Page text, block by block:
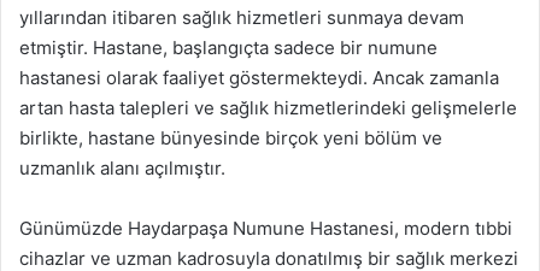
yıllarından itibaren sağlık hizmetleri sunmaya devam
etmiştir. Hastane, başlangıçta sadece bir numune
hastanesi olarak faaliyet göstermekteydi. Ancak zamanla
artan hasta talepleri ve sağlık hizmetlerindeki gelişmelerle
birlikte, hastane bünyesinde birçok yeni bölüm ve
uzmanlık alanı açılmıştır.
Günümüzde Haydarpaşa Numune Hastanesi, modern tıbbi
cihazlar ve uzman kadrosuyla donatılmış bir sağlık merkezi